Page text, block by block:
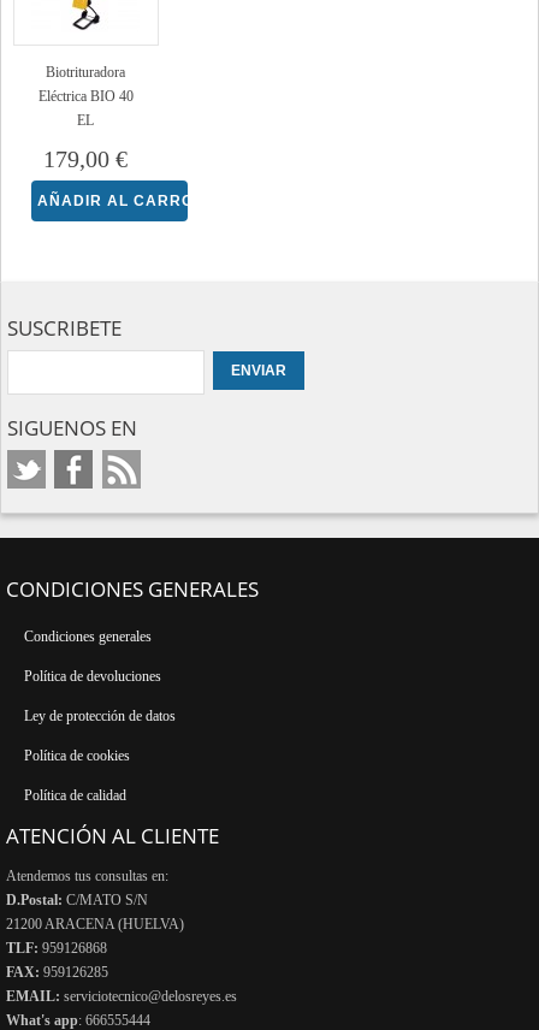
Biotrituradora
Eléctrica BIO 40
EL
179,00 €
SUSCRIBETE
SIGUENOS EN
CONDICIONES GENERALES
Condiciones generales
Política de devoluciones
Ley de protección de datos
Política de cookies
Política de calidad
ATENCIÓN AL CLIENTE
Atendemos tus consultas en:
D.Postal: C/MATO S/N
21200 ARACENA (HUELVA)
TLF: 959126868
FAX: 959126285
EMAIL: serviciotecnico@delosreyes.es
What's app: 666555444